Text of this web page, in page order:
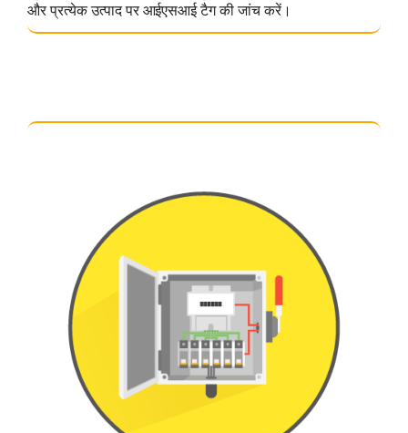
और प्रत्येक उत्पाद पर आईएसआई टैग की जांच करें।